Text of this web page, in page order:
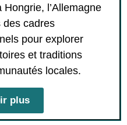
l’Allemagne
des cadres
pour explorer
et traditions
locales.
plus